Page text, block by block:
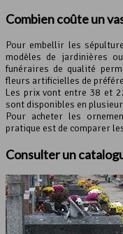
Combien coûte un
Pour embellir les
modèles de jardinières
funéraires de qualité
fleurs artificielles de
Les prix vont entre 38 et
sont disponibles en
Pour acheter les
pratique est de comparer
Consulter un